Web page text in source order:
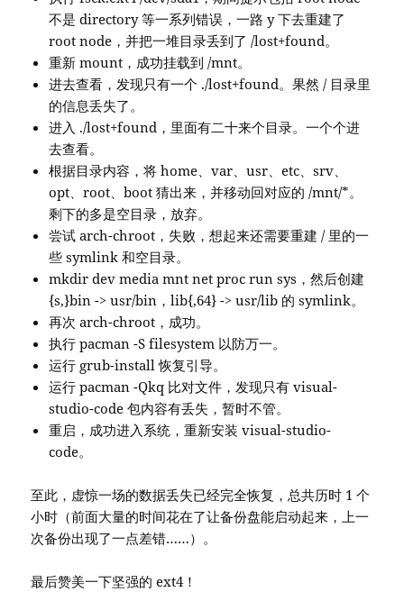
不是 directory 等一系列错误，一路 y 下去重建了
root node，并把一堆目录丢到了 /lost+found。
重新 mount，成功挂载到 /mnt。
进去查看，发现只有一个 ./lost+found。果然 / 目录里
的信息丢失了。
进入 ./lost+found，里面有二十来个目录。一个个进
去查看。
根据目录内容，将 home、var、usr、etc、srv、
opt、root、boot 猜出来，并移动回对应的 /mnt/*。
剩下的多是空目录，放弃。
尝试 arch-chroot，失败，想起来还需要重建 / 里的一
些 symlink 和空目录。
mkdir dev media mnt net proc run sys，然后创建
{s,}bin -> usr/bin，lib{,64} -> usr/lib 的 symlink。
再次 arch-chroot，成功。
执行 pacman -S filesystem 以防万一。
运行 grub-install 恢复引导。
运行 pacman -Qkq 比对文件，发现只有 visual-
studio-code 包内容有丢失，暂时不管。
重启，成功进入系统，重新安装 visual-studio-
code。
至此，虚惊一场的数据丢失已经完全恢复，总共历时 1 个
小时（前面大量的时间花在了让备份盘能启动起来，上一
次备份出现了一点差错……）。
最后赞美一下坚强的 ext4！